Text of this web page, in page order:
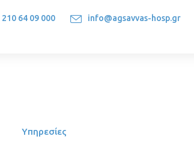
210 64 09 000 info@agsavvas-hosp.gr
Υπηρεσίες